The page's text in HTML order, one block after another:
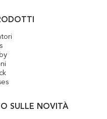
SULLE NOVITÀ